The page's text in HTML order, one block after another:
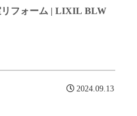
リフォーム | LIXIL BLW
2024.09.13